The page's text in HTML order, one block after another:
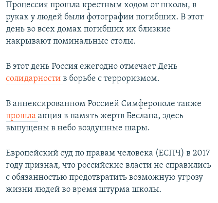
Процессия прошла крестным ходом от школы, в
руках у людей были фотографии погибших. В этот
день во всех домах погибших их близкие
накрывают поминальные столы.
В этот день Россия ежегодно отмечает День
солидарности в борьбе с терроризмом.
В аннексированном Россией Симферополе также
прошла акция в память жертв Беслана, здесь
выпущены в небо воздушные шары.
Европейский суд по правам человека (ЕСПЧ) в 2017
году признал, что российские власти не справились
с обязанностью предотвратить возможную угрозу
жизни людей во время штурма школы.